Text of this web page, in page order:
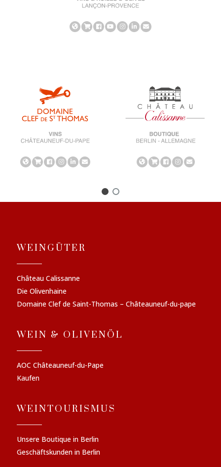
WEINGÜTER
Château Calissanne
Die Olivenhaine
Domaine Clef de Saint-Thomas – Châteauneuf-du-pape
WEIN & OLIVENÖL
AOC Châteauneuf-du-Pape
Kaufen
WEINTOURISMUS
Unsere Boutique in Berlin
Geschäftskunden in Berlin